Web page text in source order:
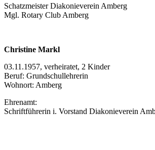
Schatzmeister Diakonieverein Amberg
Mgl. Rotary Club Amberg
Christine Markl
03.11.1957, verheiratet, 2 Kinder
Beruf: Grundschullehrerin
Wohnort: Amberg
Ehrenamt:
Schriftführerin i. Vorstand Diakonieverein